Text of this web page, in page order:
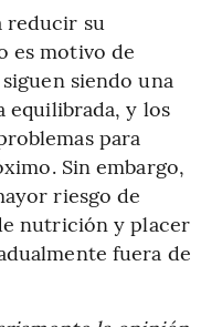
reducir su
es motivo de
siendo una
equilibrada, y los
para
Sin embargo,
riesgo de
nutrición y placer
fuera de